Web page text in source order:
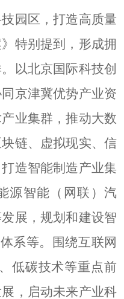
园区，打造高质量
特别提到，形成拥
以北京国际科技创
京津冀优势产业资
业集群，推动大数
链、虚拟现实、信
造智能制造产业集
源智能（网联）汽
展，规划和建设智
系等。围绕互联网
低碳技术等重点前
，启动未来产业科